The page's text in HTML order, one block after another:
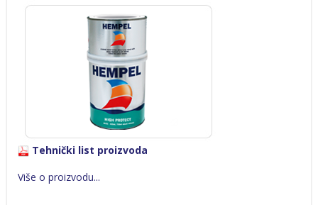
Tehnički list proizvoda
Više o proizvodu...